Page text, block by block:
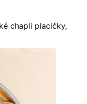
chapli placičky,